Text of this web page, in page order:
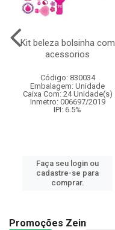
Kit beleza bolsinha com
acessorios
Código: 830034
Embalagem: Unidade
Caixa Com: 24 Unidade(s)
Inmetro: 006697/2019
IPI: 6.5%
Faça seu login ou
cadastre-se para
comprar.
Promoções Zein